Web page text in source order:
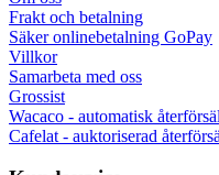
Frakt och betalning
Säker onlinebetalning GoPay
Villkor
Samarbeta med oss
Grossist
Wacaco - automatisk
Cafelat - auktoriserad